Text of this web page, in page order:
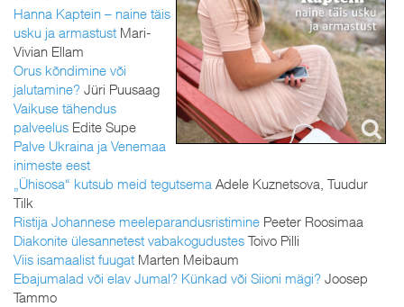
Hanna Kaptein – naine täis
usku ja armastust Mari-
Vivian Ellam
Orus kõndimine või
jalutamine? Jüri Puusaag
Vaikuse tähendus
palveelus Edite Supe
Palve Ukraina ja Venemaa
inimeste eest
„Ühisosa“ kutsub meid tegutsema Adele Kuznetsova, Tuudur
Tilk
Ristija Johannese meeleparandusristimine Peeter Roosimaa
Diakonite ülesannetest vabakogudustes Toivo Pilli
Viis isamaalist fuugat Marten Meibaum
Ebajumalad või elav Jumal? Künkad või Siioni mägi? Joosep
Tammo